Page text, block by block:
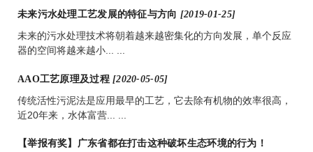
未来污水处理工艺发展的特征与方向 [2019-01-25]
未来的污水处理技术将朝着越来越密集化的方向发展，单个反应
器的空间将越来越小... ...
AAO工艺原理及过程[2020-05-05]
传统活性污泥法是应用最早的工艺，它去除有机物的效率很高，
近20年来，水体富营... ...
【举报有奖】广东省都在打击这种破坏生态环境的行为！